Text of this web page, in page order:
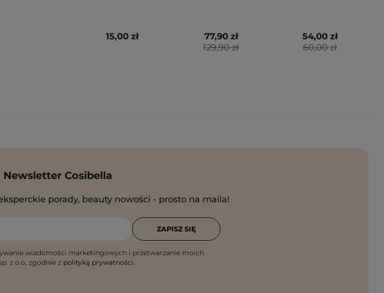
15,00 zł
129,90 zł
77,90 zł
60,00 zł
54,00 zł
Newsletter Cosibella
porady, beauty nowości - prosto na maila!
wiadomości marketingowych i przetwarzanie moich
z o.o, zgodnie z polityką prywatności.
ZAPISZ SIĘ